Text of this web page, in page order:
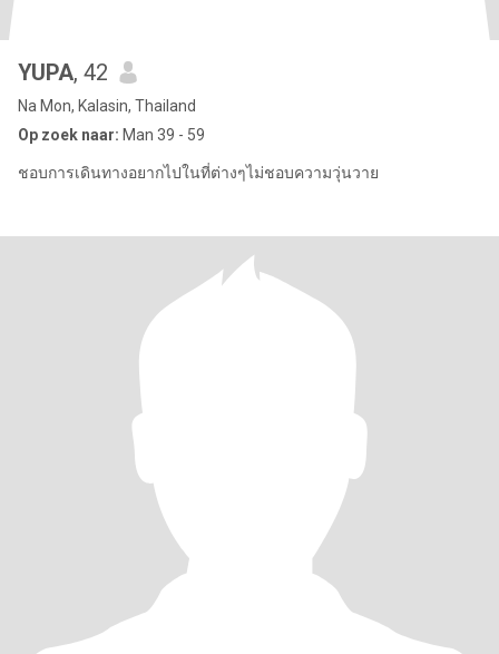
YUPA, 42
Na Mon, Kalasin, Thailand
Op zoek naar: Man 39 - 59
ชอบการเดินทางอยากไปในที่ต่างๆไม่ชอบความวุ่นวาย